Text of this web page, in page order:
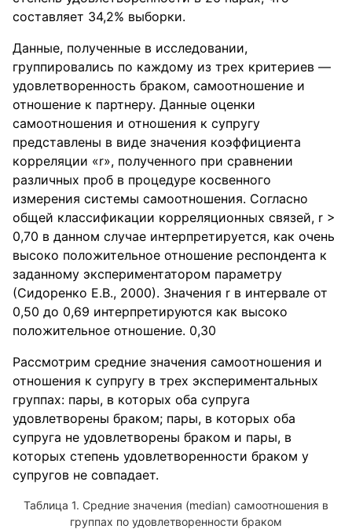
составляет 34,2% выборки.
Данные, полученные в исследовании,
группировались по каждому из трех критериев —
удовлетворенность браком, самоотношение и
отношение к партнеру. Данные оценки
самоотношения и отношения к супругу
представлены в виде значения коэффициента
корреляции «r», полученного при сравнении
различных проб в процедуре косвенного
измерения системы самоотношения. Согласно
общей классификации корреляционных связей, r >
0,70 в данном случае интерпретируется, как очень
высоко положительное отношение респондента к
заданному экспериментатором параметру
(Сидоренко Е.В., 2000). Значения r в интервале от
0,50 до 0,69 интерпретируются как высоко
положительное отношение. 0,30
Рассмотрим средние значения самоотношения и
отношения к супругу в трех экспериментальных
группах: пары, в которых оба супруга
удовлетворены браком; пары, в которых оба
супруга не удовлетворены браком и пары, в
которых степень удовлетворенности браком у
супругов не совпадает.
Таблица 1. Средние значения (median) самоотношения в
группах по удовлетворенности браком